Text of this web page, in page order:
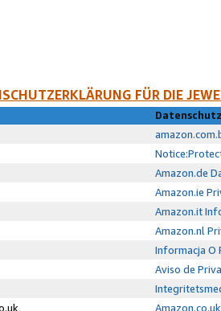
FÜR DIE
Amazon.de
Amazon.ie
Amazon.it
Amazon.nl
Informacja O
Aviso de